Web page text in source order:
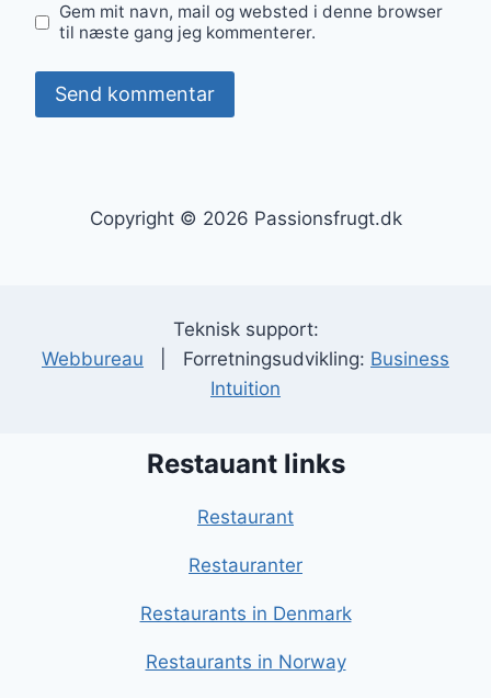
Gem mit navn, mail og websted i denne browser
til næste gang jeg kommenterer.
Copyright © 2026 Passionsfrugt.dk
Teknisk support:
Webbureau | Forretningsudvikling: Business
Intuition
Restauant links
Restaurant
Restauranter
Restaurants in Denmark
Restaurants in Norway